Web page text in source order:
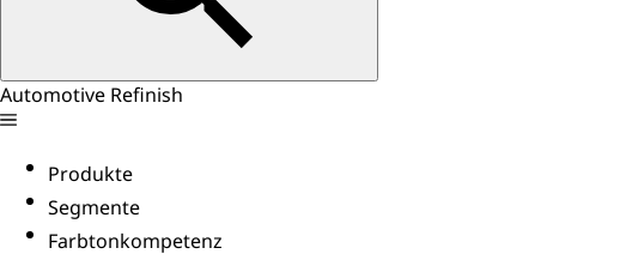
Automotive Refinish
Produkte
Segmente
Farbtonkompetenz